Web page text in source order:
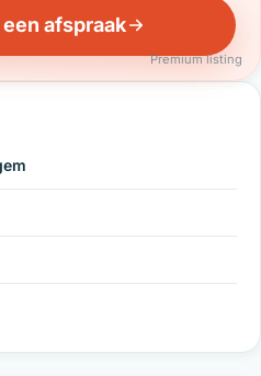
afspraak
Premium listing